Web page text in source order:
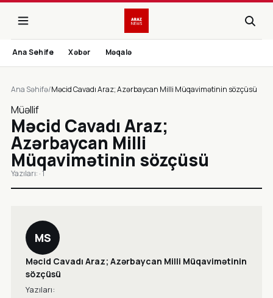
Ana Sehife Xəbər Məqalə
Ana Səhifə/Məcid Cavadı Araz; Azərbaycan Milli Müqavimətinin sözçüsü
Müəllif
Məcid Cavadı Araz;
Azərbaycan Milli
Müqavimətinin sözçüsü
Yazıları: · 1
MS
Məcid Cavadı Araz; Azərbaycan Milli Müqavimətinin
sözçüsü
Yazıları: